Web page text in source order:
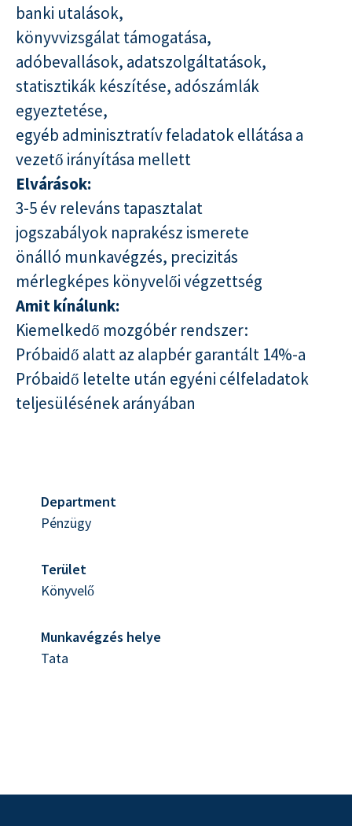
banki utalások,
könyvvizsgálat támogatása,
adóbevallások, adatszolgáltatások,
statisztikák készítése, adószámlák
egyeztetése,
egyéb adminisztratív feladatok ellátása a
vezető irányítása mellett
Elvárások:
3-5 év releváns tapasztalat
jogszabályok naprakész ismerete
önálló munkavégzés, precizitás
mérlegképes könyvelői végzettség
Amit kínálunk:
Kiemelkedő mozgóbér rendszer:
Próbaidő alatt az alapbér garantált 14%-a
Próbaidő letelte után egyéni célfeladatok
teljesülésének arányában
Department
Pénzügy
Terület
Könyvelő
Munkavégzés helye
Tata